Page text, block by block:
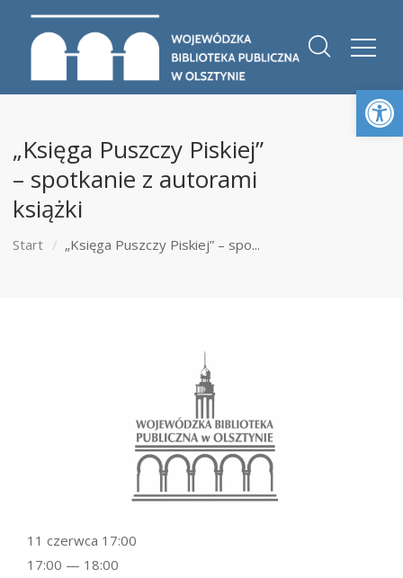
„Księga Puszczy Piskiej”
– spotkanie z autorami
książki
Start „Księga Puszczy Piskiej” – spo...
11 czerwca 17:00
17:00 — 18:00